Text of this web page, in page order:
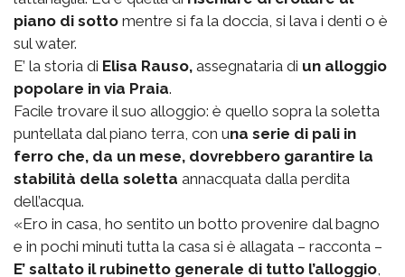
piano di sotto mentre si fa la doccia, si lava i denti o è
sul water.
E’ la storia di Elisa Rauso, assegnataria di un alloggio
popolare in via Praia.
Facile trovare il suo alloggio: è quello sopra la soletta
puntellata dal piano terra, con una serie di pali in
ferro che, da un mese, dovrebbero garantire la
stabilità della soletta annacquata dalla perdita
dell’acqua.
«Ero in casa, ho sentito un botto provenire dal bagno
e in pochi minuti tutta la casa si è allagata – racconta –
E’ saltato il rubinetto generale di tutto l’alloggio,